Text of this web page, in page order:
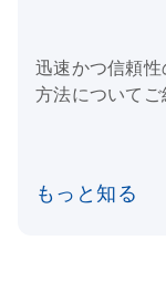
迅速かつ信頼
方法についてご
もっと知る